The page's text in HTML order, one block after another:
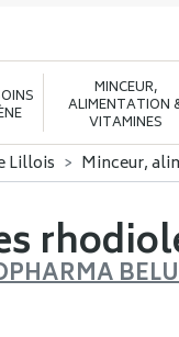
MINCEUR,
ALIMENTATION
VITAMINES
Lillois Minceur,